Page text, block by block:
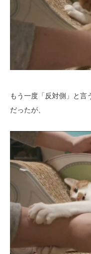
もう一度「反対側」と言
だったが、